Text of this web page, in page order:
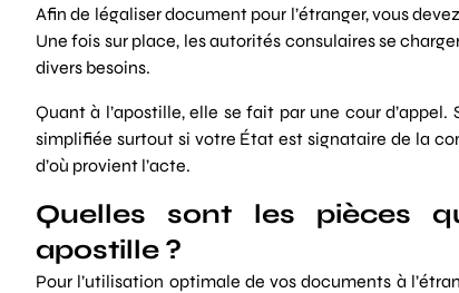
Afin de légaliser document pour l’étranger, vous
Une fois sur place, les autorités consulaires se
divers besoins.
Quant à l’apostille, elle se fait par une cour
simplifiée surtout si votre État est signataire de la
d’où provient l’acte.
Quelles sont les pièces
apostille ?
Pour l’utilisation optimale de vos documents à